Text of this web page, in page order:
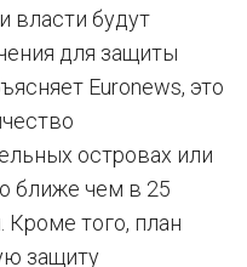
власти будут
для защиты
Euronews, это
островах или
ближе чем в 25
Кроме того, план
защиту